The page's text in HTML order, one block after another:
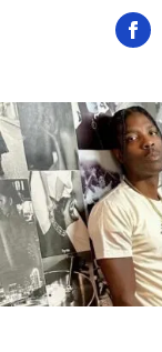
Seguí
en